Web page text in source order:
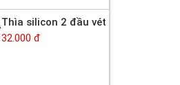
Thìa silicon 2 đầu vét
32.000 đ